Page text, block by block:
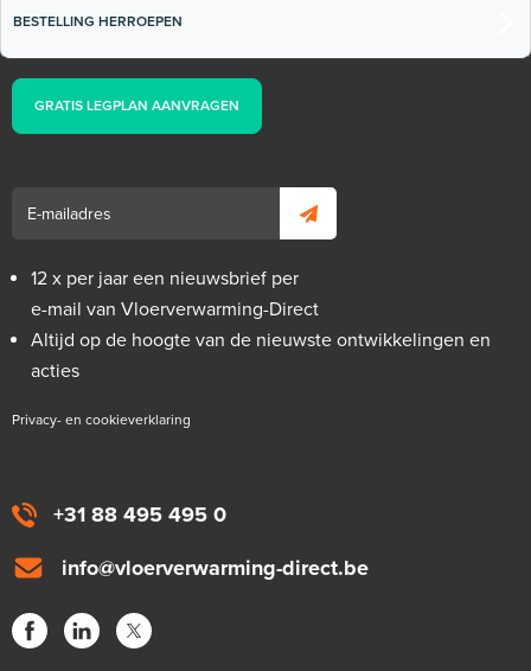
+31 88 495 495 0
info@vloerverwarming-direct.be
BESTELLING HERROEPEN
GRATIS LEGPLAN AANVRAGEN
12 x per jaar een nieuwsbrief per
e-mail van Vloerverwarming-Direct
Altijd op de hoogte van de nieuwste ontwikkelingen en
acties
Privacy- en cookieverklaring